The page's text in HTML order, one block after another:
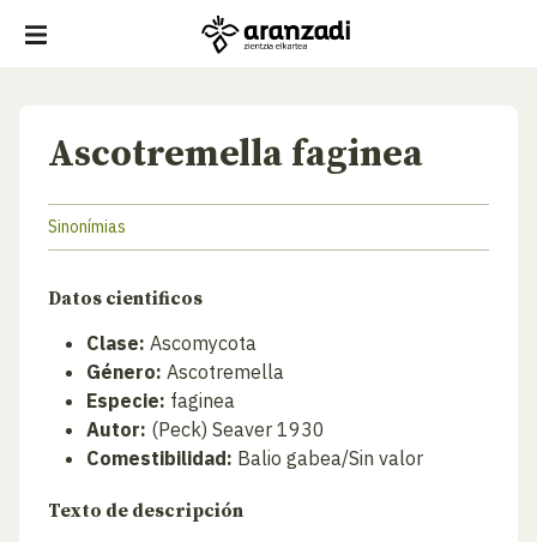
Ascotremella faginea
Sinonímias
Datos cientificos
Clase: Ascomycota
Género: Ascotremella
Especie: faginea
Autor: (Peck) Seaver 1930
Comestibilidad: Balio gabea/Sin valor
Texto de descripción